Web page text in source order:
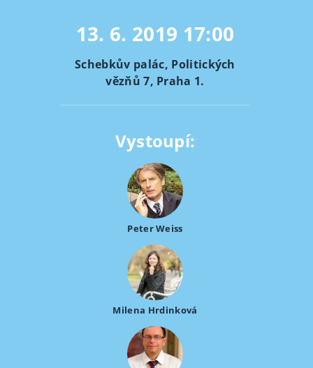
13. 6. 2019 17:00
Schebkův palác, Politických
vězňů 7, Praha 1.
Vystoupí:
Peter Weiss
Milena Hrdinková